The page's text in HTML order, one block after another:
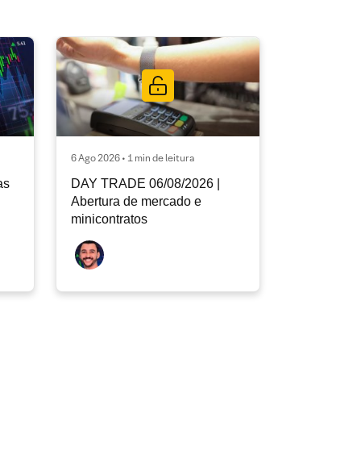
6 Ago 2026 • 1 min de leitura
DAY TRADE 06/08/2026 |
Abertura de mercado e
minicontratos